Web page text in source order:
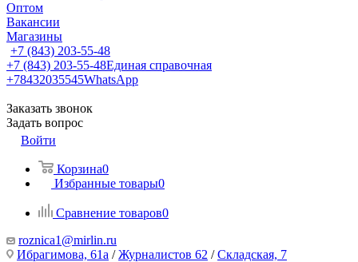
Оптом
Вакансии
Магазины
+7 (843) 203-55-48
+7 (843) 203-55-48Единая справочная
+78432035545WhatsApp
Заказать звонок
Задать вопрос
Войти
Корзина0
Избранные товары0
Сравнение товаров0
roznica1@mirlin.ru
Ибрагимова, 61а /Журналистов 62 /Складская, 7